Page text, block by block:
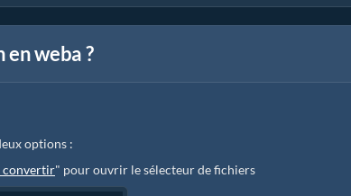
weba ?
options :
convertir" pour ouvrir le sélecteur de fichiers